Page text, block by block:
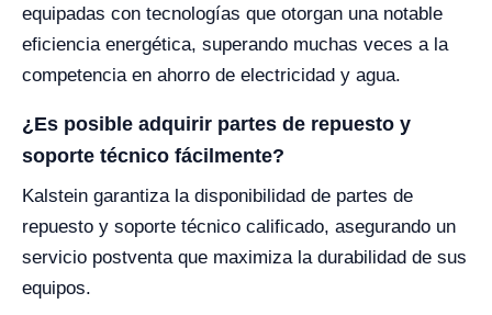
equipadas con tecnologías que otorgan una notable
eficiencia energética, superando muchas veces a la
competencia en ahorro de electricidad y agua.
¿Es posible adquirir partes de repuesto y
soporte técnico fácilmente?
Kalstein garantiza la disponibilidad de partes de
repuesto y soporte técnico calificado, asegurando un
servicio postventa que maximiza la durabilidad de sus
equipos.